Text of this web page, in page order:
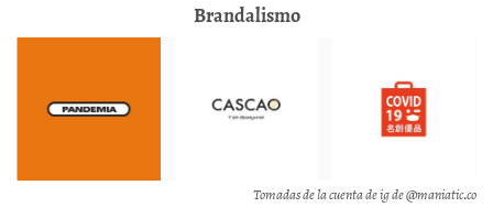
Brandalismo
Tomadas de la cuenta de ig de @maniatic.co